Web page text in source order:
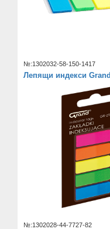
№:1302032-58-150-1417
Лепящи индекси
№:1302028-44-7727-82